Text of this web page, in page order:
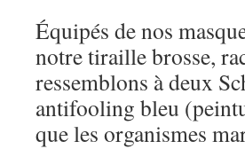
Équipés de nos
notre tiraille brosse,
ressemblons à deux
antifooling bleu
que les organismes